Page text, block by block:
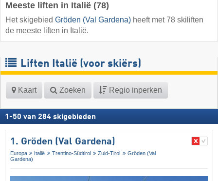
Meeste liften in Italië (78)
Het skigebied Gröden (Val Gardena) heeft met 78 skiliften
de meeste liften in Italië.
Liften Italië (voor skiërs)
Kaart Zoeken Regio inperken
1 -50 van 284 skigebieden
1. Gröden (Val Gardena)
Europa Italië Trentino-Südtirol Zuid-Tirol
Gröden (Val
Gardena)